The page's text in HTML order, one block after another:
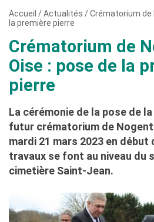
Accueil /Actualités /Crématorium de
la première pierre
Crématorium de
Oise : pose de la
pierre
La cérémonie de la pose de
futur crématorium de
mardi 21 mars 2023 en début
travaux se font au niveau du
cimetière Saint-Jean.